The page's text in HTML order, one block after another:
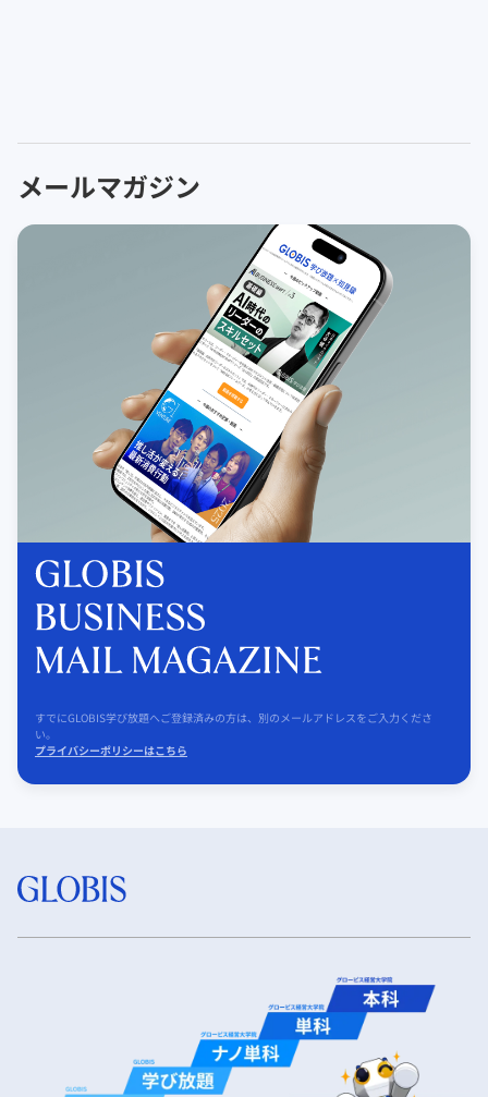
メールマガジン
すでにGLOBIS学び放題へご登録済みの方は、別のメールアドレスをご入力くださ
い。
プライバシーポリシーはこちら